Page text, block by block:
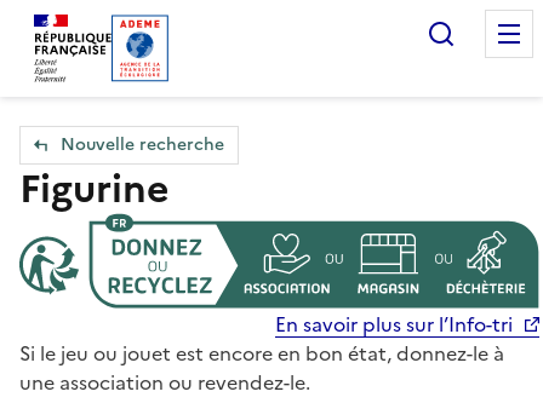
Accueil — Que Faire de mes objets & déchets
Nouvelle recherche
Figurine
En savoir plus sur l’Info-tri
Si le jeu ou jouet est encore en bon état, donnez-le à
une association ou revendez-le.